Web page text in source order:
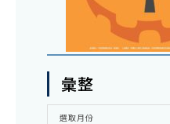
彙整
彙
選取月份